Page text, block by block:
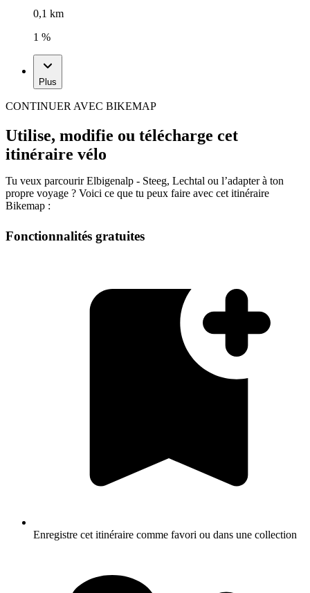
0,1 km
1 %
Plus
CONTINUER AVEC BIKEMAP
Utilise, modifie ou télécharge cet
itinéraire vélo
Tu veux parcourir Elbigenalp - Steeg, Lechtal ou l’adapter à ton
propre voyage ? Voici ce que tu peux faire avec cet itinéraire
Bikemap :
Fonctionnalités gratuites
Enregistre cet itinéraire comme favori ou dans une collection